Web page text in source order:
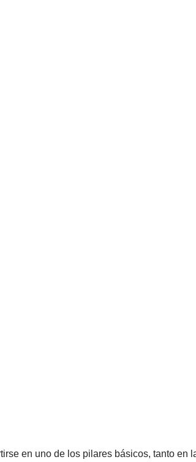
en uno de los pilares básicos, tanto en